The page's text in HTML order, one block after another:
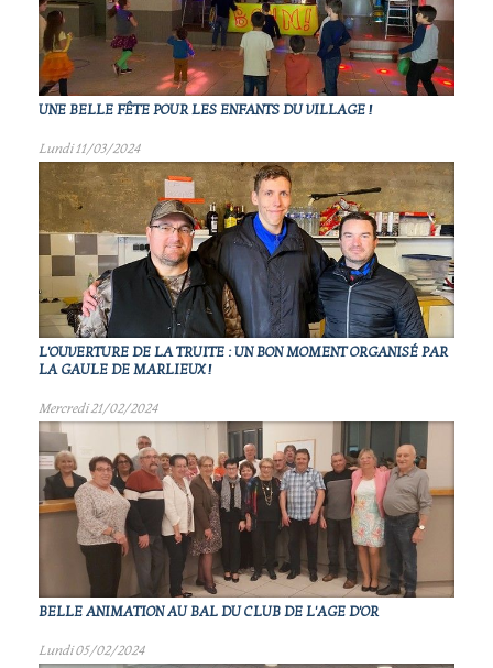
UNE BELLE FÊTE POUR LES ENFANTS DU VILLAGE !
Lundi 11/03/2024
L'OUVERTURE DE LA TRUITE : UN BON MOMENT ORGANISÉ PAR
LA GAULE DE MARLIEUX !
Mercredi 21/02/2024
BELLE ANIMATION AU BAL DU CLUB DE L'AGE D'OR
Lundi 05/02/2024